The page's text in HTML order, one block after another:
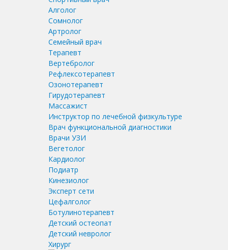
Алголог
Сомнолог
Артролог
Семейный врач
Терапевт
Вертебролог
Рефлексотерапевт
Озонотерапевт
Гирудотерапевт
Массажист
Инструктор по лечебной физкультуре
Врач функциональной диагностики
Врачи УЗИ
Вегетолог
Кардиолог
Подиатр
Кинезиолог
Эксперт сети
Цефалголог
Ботулинотерапевт
Детский остеопат
Детский невролог
Хирург